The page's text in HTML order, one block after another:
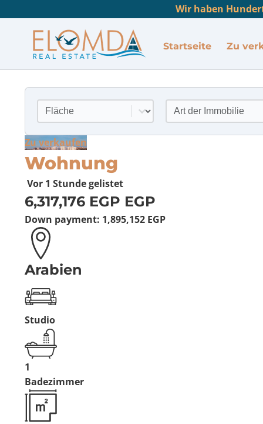
Wir haben
Startseite Zu
Standort
Inhalt auswählen Art der Immobilie
Inhalt auswählen
Zu verkaufen
Wohnung
Vor 1 Stundegelistet
6,317,176 EGP EGP
Down payment: 1,895,152 EGP
Arabien
Studio
1
Badezimmer